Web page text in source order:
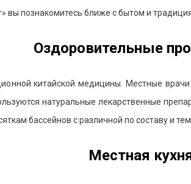
вы познакомитесь ближе с бытом и
Оздоровительные
китайской медицины. Местные
натуральные лекарственные
бассейнов с различной по составу и
Местная